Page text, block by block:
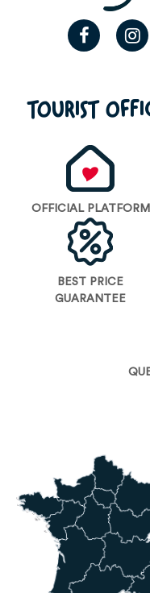
TOURIST
OFFICIAL PLATFORM
BEST PRICE
GUARANTEE